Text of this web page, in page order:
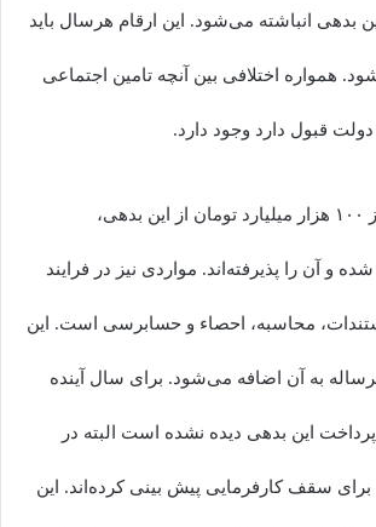
انباشته می‌شود. این ارقام هرسال باید
همواره اختلافی بین آنچه تامین اجتماعی
دولت قبول دارد وجود دارد.
وی ادامه داد: بیش از ۱۰۰ هزار میلیارد تومان از این بدهی،
آن را پذیرفته‌اند. مواردی نیز در فرایند
محاسبه، احصاء و حسابرسی است. این
به آن اضافه می‌شود. برای سال آینده
این بدهی دیده نشده است البته در
سقف کارفرمایی پیش بینی کرده‌اند. این